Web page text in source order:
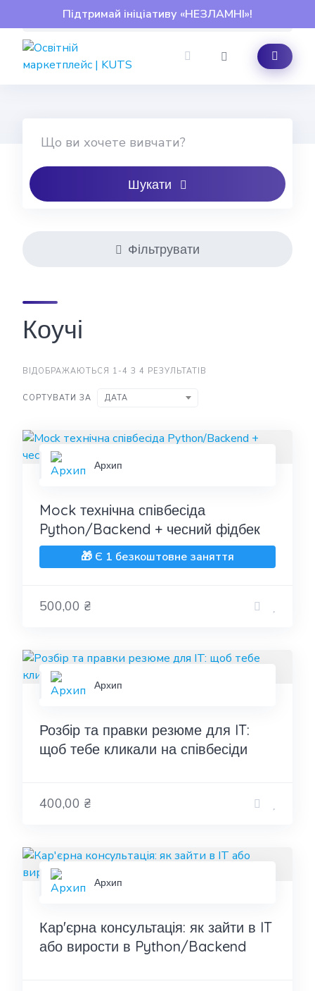
Підтримай ініціативу «НЕЗЛАМНІ»!
to
content
Шукати
Фільтрувати
Коучі
ВІДОБРАЖАЮТЬСЯ 1-4 З 4 РЕЗУЛЬТАТІВ
СОРТУВАТИ ЗА ДАТА
Архип
Mock технічна співбесіда
Python/Backend + чесний фідбек
🎁 Є 1 безкоштовне заняття
500,00 ₴
Архип
Розбір та правки резюме для IT:
щоб тебе кликали на співбесіди
400,00 ₴
Архип
Кар'єрна консультація: як зайти в IT
або вирости в Python/Backend